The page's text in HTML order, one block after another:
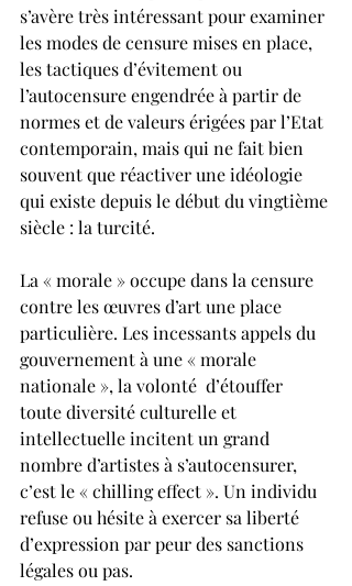
s’avère très intéressant pour examiner
les modes de censure mises en place,
les tactiques d’évitement ou
l’autocensure engendrée à partir de
normes et de valeurs érigées par l’Etat
contemporain, mais qui ne fait bien
souvent que réactiver une idéologie
qui existe depuis le début du vingtième
siècle : la turcité.
La « morale » occupe dans la censure
contre les œuvres d’art une place
particulière. Les incessants appels du
gouvernement à une « morale
nationale », la volonté  d’étouffer
toute diversité culturelle et
intellectuelle incitent un grand
nombre d’artistes à s’autocensurer,
c’est le « chilling effect ». Un individu
refuse ou hésite à exercer sa liberté
d’expression par peur des sanctions
légales ou pas.